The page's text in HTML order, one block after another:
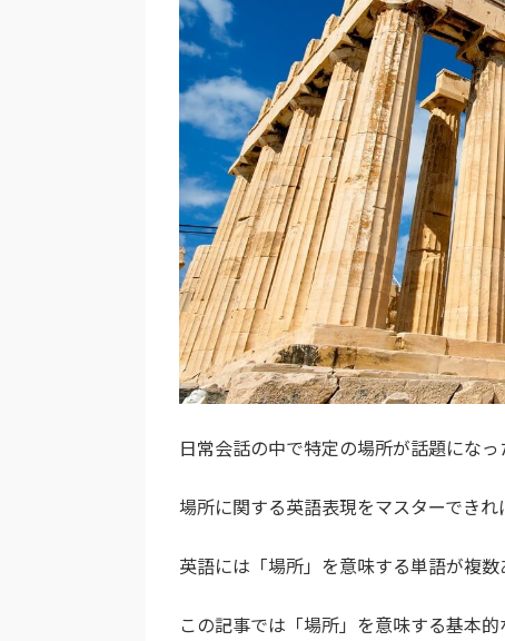
日常会話の中で特定の場所が話題にな
場所に関する英語表現をマスターでき
英語には「場所」を意味する単語が複
この記事では「場所」を意味する基本